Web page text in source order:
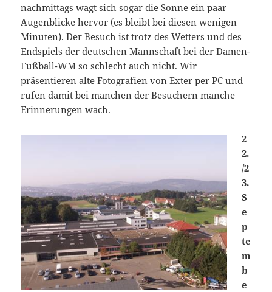
nachmittags wagt sich sogar die Sonne ein paar
Augenblicke hervor (es bleibt bei diesen wenigen
Minuten). Der Besuch ist trotz des Wetters und des
Endspiels der deutschen Mannschaft bei der Damen-
Fußball-WM so schlecht auch nicht. Wir
präsentieren alte Fotografien von Exter per PC und
rufen damit bei manchen der Besuchern manche
Erinnerungen wach.
2
2.
/2
3.
S
e
p
te
m
b
e